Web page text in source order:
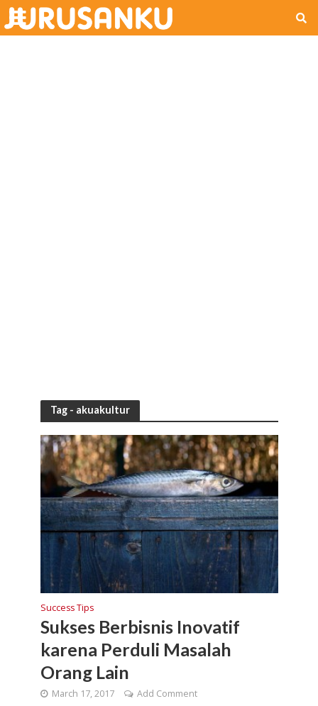
Tag - akuakultur
Success Tips
Sukses Berbisnis Inovatif
karena Perduli Masalah
Orang Lain
March 17, 2017 Add Comment